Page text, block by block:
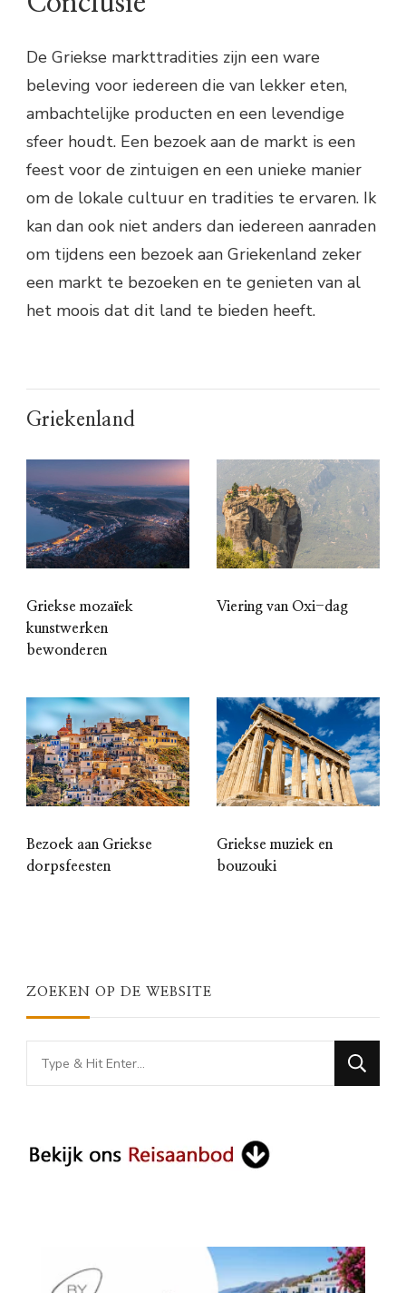
De Griekse markttradities zijn een ware
beleving voor iedereen die van lekker eten,
ambachtelijke producten en een levendige
sfeer houdt. Een bezoek aan de markt is een
feest voor de zintuigen en een unieke manier
om de lokale cultuur en tradities te ervaren. Ik
kan dan ook niet anders dan iedereen aanraden
om tijdens een bezoek aan Griekenland zeker
een markt te bezoeken en te genieten van al
het moois dat dit land te bieden heeft.
Griekenland
Griekse mozaïek
kunstwerken
bewonderen
Viering van Oxi-dag
Bezoek aan Griekse
dorpsfeesten
Griekse muziek en
bouzouki
ZOEKEN OP DE WEBSITE
Looking
for